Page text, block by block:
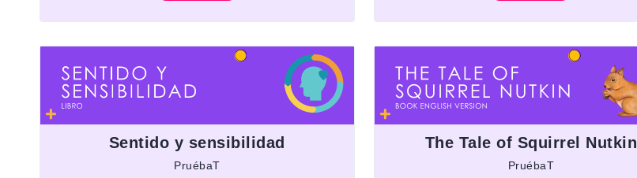
Sentido y sensibilidad
PruébaT
The Tale of Squirrel Nutkin
PruébaT